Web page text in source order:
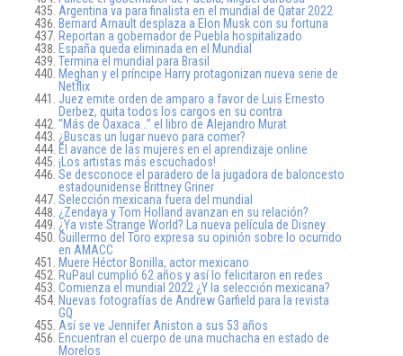
Argentina va para finalista en el mundial de Qatar 2022
Bernard Arnault desplaza a Elon Musk con su fortuna
Reportan a gobernador de Puebla hospitalizado
España queda eliminada en el Mundial
Termina el mundial para Brasil
Meghan y el príncipe Harry protagonizan nueva serie de
Netflix
Juez emite orden de amparo a favor de Luis Ernesto
Derbez, quita todos los cargos en su contra
”Más de Oaxaca…” el libro de Alejandro Murat
¿Buscas un lugar nuevo para comer?
El avance de las mujeres en el aprendizaje online
¡Los artistas más escuchados!
Se desconoce el paradero de la jugadora de baloncesto
estadounidense Brittney Griner
Selección mexicana fuera del mundial
¿Zendaya y Tom Holland avanzan en su relación?
¿Ya viste Strange World? La nueva película de Disney
Guillermo del Toro expresa su opinión sobre lo ocurrido
en AMACC
Muere Héctor Bonilla, actor mexicano
RuPaul cumplió 62 años y así lo felicitaron en redes
Comienza el mundial 2022 ¿Y la selección mexicana?
Nuevas fotografías de Andrew Garfield para la revista
GQ
Así se ve Jennifer Aniston a sus 53 años
Encuentran el cuerpo de una muchacha en estado de
Morelos